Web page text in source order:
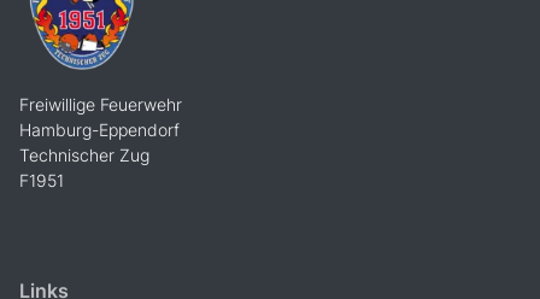
Freiwillige Feuerwehr
Hamburg-Eppendorf
Technischer Zug
F1951
Links